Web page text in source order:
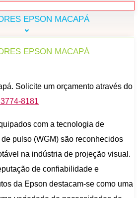
EPSON MACAPÁ
EPSON MACAPÁ
Solicite um orçamento através do
8181
com a tecnologia de
pulso (WGM) são reconhecidos
na indústria de projeção visual.
de confiabilidade e
da Epson destacam-se como uma